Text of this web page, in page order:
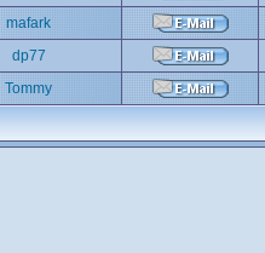
mafark
dp77
Tommy